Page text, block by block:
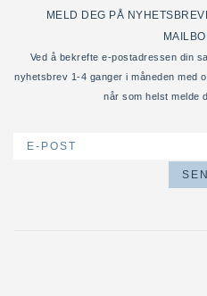
MELD DEG PÅ
Ved å bekrefte e-postadressen din
nyhetsbrev 1-4 ganger i måneden med
når som helst melde